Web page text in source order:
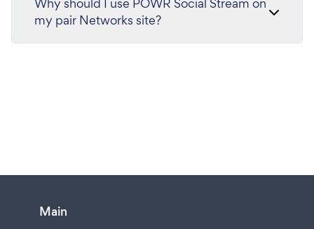
my pair Networks site?
Main